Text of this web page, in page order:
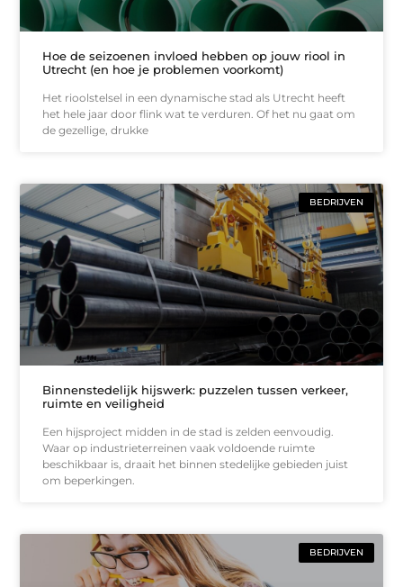
Hoe de seizoenen invloed hebben op jouw riool in
Utrecht (en hoe je problemen voorkomt)
Het rioolstelsel in een dynamische stad als Utrecht heeft
het hele jaar door flink wat te verduren. Of het nu gaat om
de gezellige, drukke
BEDRIJVEN
Binnenstedelijk hijswerk: puzzelen tussen verkeer,
ruimte en veiligheid
Een hijsproject midden in de stad is zelden eenvoudig.
Waar op industrieterreinen vaak voldoende ruimte
beschikbaar is, draait het binnen stedelijke gebieden juist
om beperkingen.
BEDRIJVEN